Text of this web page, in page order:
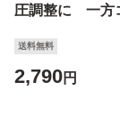
圧調整に 一方
送料無料
2,790円